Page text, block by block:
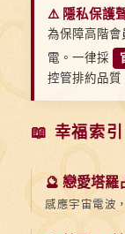
⚠️ 隱私保護
為保障高階會
電。一律採
控管排約品質
📖 幸福索引
🔮 戀愛塔羅
感應宇宙電波